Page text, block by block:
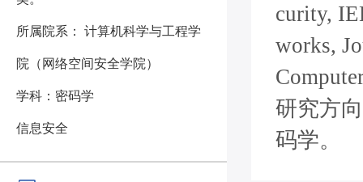
所属院系： 计算机科学与工程学
院（网络空间安全学院）
学科：密码学
信息安全
curity,
works,
研究方
码学。